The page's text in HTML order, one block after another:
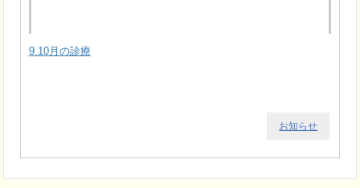
9.10月の診療
お知らせ